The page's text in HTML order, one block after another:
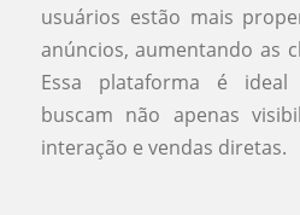
usuários estão mais
anúncios, aumentando as
Essa plataforma é
buscam não apenas
interação e vendas diretas.